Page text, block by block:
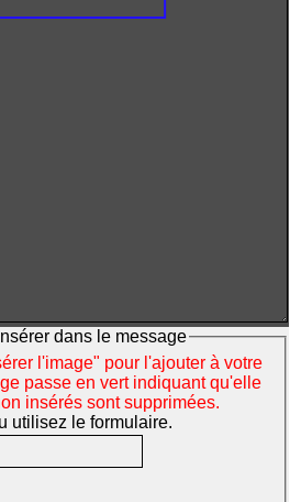
dans le message
l'image" pour l'ajouter à votre
passe en vert indiquant qu'elle
insérés sont supprimées.
utilisez le formulaire.